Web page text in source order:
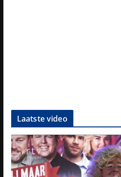
Laatste video